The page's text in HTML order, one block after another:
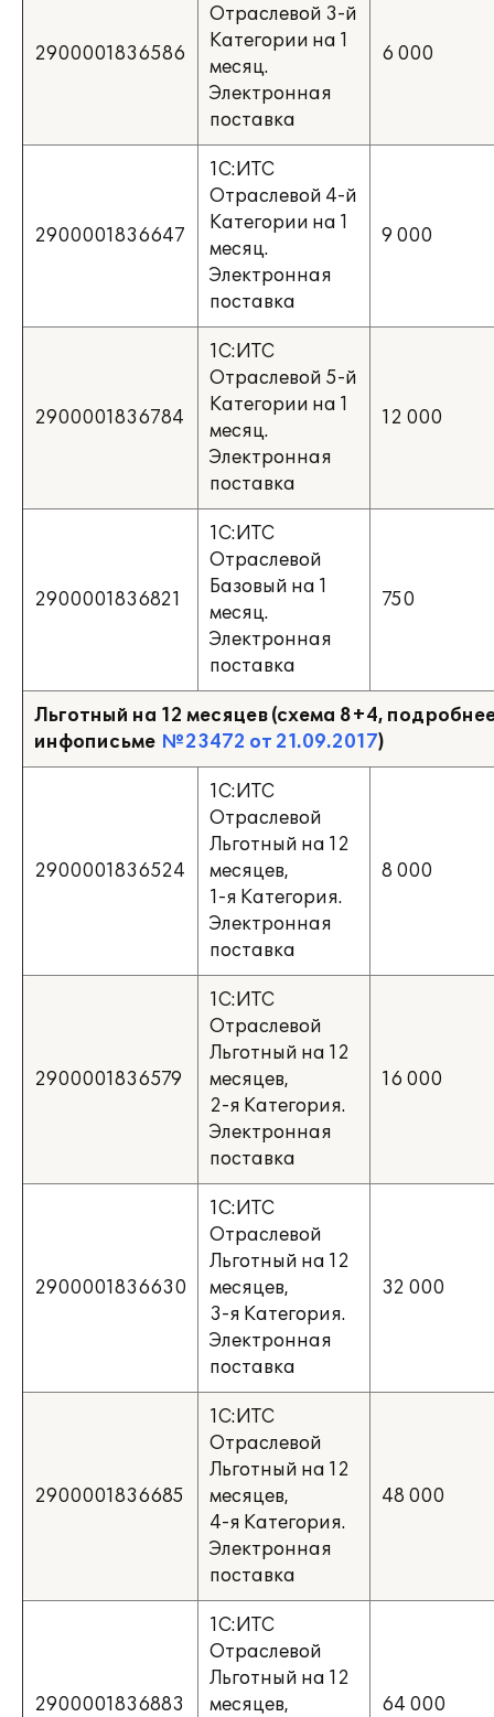
2900001836586
Отраслевой 3-й
Категории на 1
месяц.
Электронная
поставка
6 000
2900001836647
1С:ИТС
Отраслевой 4-й
Категории на 1
месяц.
Электронная
поставка
9 000
2900001836784
1С:ИТС
Отраслевой 5-й
Категории на 1
месяц.
Электронная
поставка
12 000
2900001836821
1С:ИТС
Отраслевой
Базовый на 1
месяц.
Электронная
поставка
750
Льготный на 12 месяцев (схема 8+4,
инфописьме №23472 от 21.09.2017)
2900001836524
1С:ИТС
Отраслевой
Льготный на 12
месяцев,
1-я Категория.
Электронная
поставка
8 000
2900001836579
1С:ИТС
Отраслевой
Льготный на 12
месяцев,
2-я Категория.
Электронная
поставка
16 000
2900001836630
1С:ИТС
Отраслевой
Льготный на 12
месяцев,
3-я Категория.
Электронная
поставка
32 000
2900001836685
1С:ИТС
Отраслевой
Льготный на 12
месяцев,
4-я Категория.
Электронная
поставка
48 000
2900001836883
1С:ИТС
Отраслевой
Льготный на 12
месяцев,
64 000